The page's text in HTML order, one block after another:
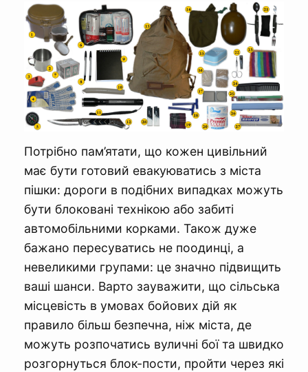
Потрібно пам’ятати, що кожен цивільний
має бути готовий евакуюватись з міста
пішки: дороги в подібних випадках можуть
бути блоковані технікою або забиті
автомобільними корками. Також дуже
бажано пересуватись не поодинці, а
невеликими групами: це значно підвищить
ваші шанси. Варто зауважити, що сільська
місцевість в умовах бойових дій як
правило більш безпечна, ніж міста, де
можуть розпочатись вуличні бої та швидко
розгорнуться блок-пости, пройти через які